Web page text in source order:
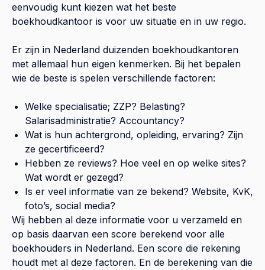
eenvoudig kunt kiezen wat het beste
boekhoudkantoor is voor uw situatie en in uw regio.
Er zijn in Nederland duizenden boekhoudkantoren
met allemaal hun eigen kenmerken. Bij het bepalen
wie de beste is spelen verschillende factoren:
Welke specialisatie; ZZP? Belasting?
Salarisadministratie? Accountancy?
Wat is hun achtergrond, opleiding, ervaring? Zijn
ze gecertificeerd?
Hebben ze reviews? Hoe veel en op welke sites?
Wat wordt er gezegd?
Is er veel informatie van ze bekend? Website, KvK,
foto’s, social media?
Wij hebben al deze informatie voor u verzameld en
op basis daarvan een score berekend voor alle
boekhouders in Nederland. Een score die rekening
houdt met al deze factoren. En de berekening van die